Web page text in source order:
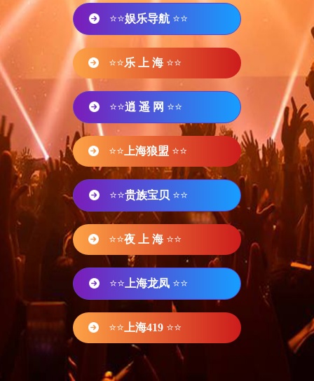
⭐⭐娱乐导航 ⭐⭐
⭐⭐乐 上 海 ⭐⭐
⭐⭐逍 遥 网 ⭐⭐
⭐⭐ 上海狼盟 ⭐⭐
⭐⭐贵族宝贝 ⭐⭐
⭐⭐夜 上 海 ⭐⭐
⭐⭐ 上海龙凤 ⭐⭐
⭐⭐ 上海419 ⭐⭐